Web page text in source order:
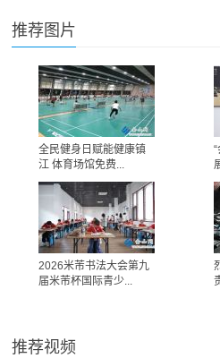
推荐图片
全民健身日赋能健康镇
江 体育场馆免费...
2026米芾书法大会第九
届米芾杯国际青少...
推荐视频